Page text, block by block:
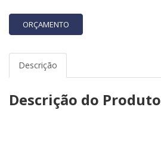
ORÇAMENTO
Descrição
Descrição do Produto